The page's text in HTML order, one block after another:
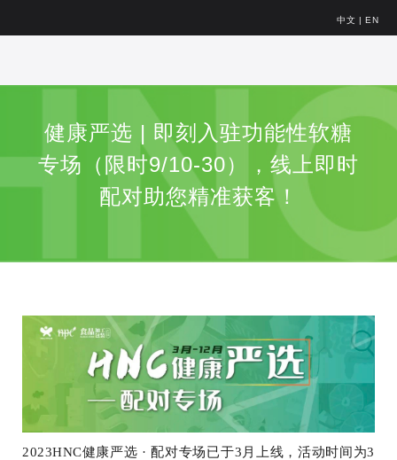
中文 | EN
健康严选 | 即刻入驻功能性软糖
专场（限时9/10-30），线上即时
配对助您精准获客！
2023HNC健康严选 · 配对专场已于3月上线，活动时间为3